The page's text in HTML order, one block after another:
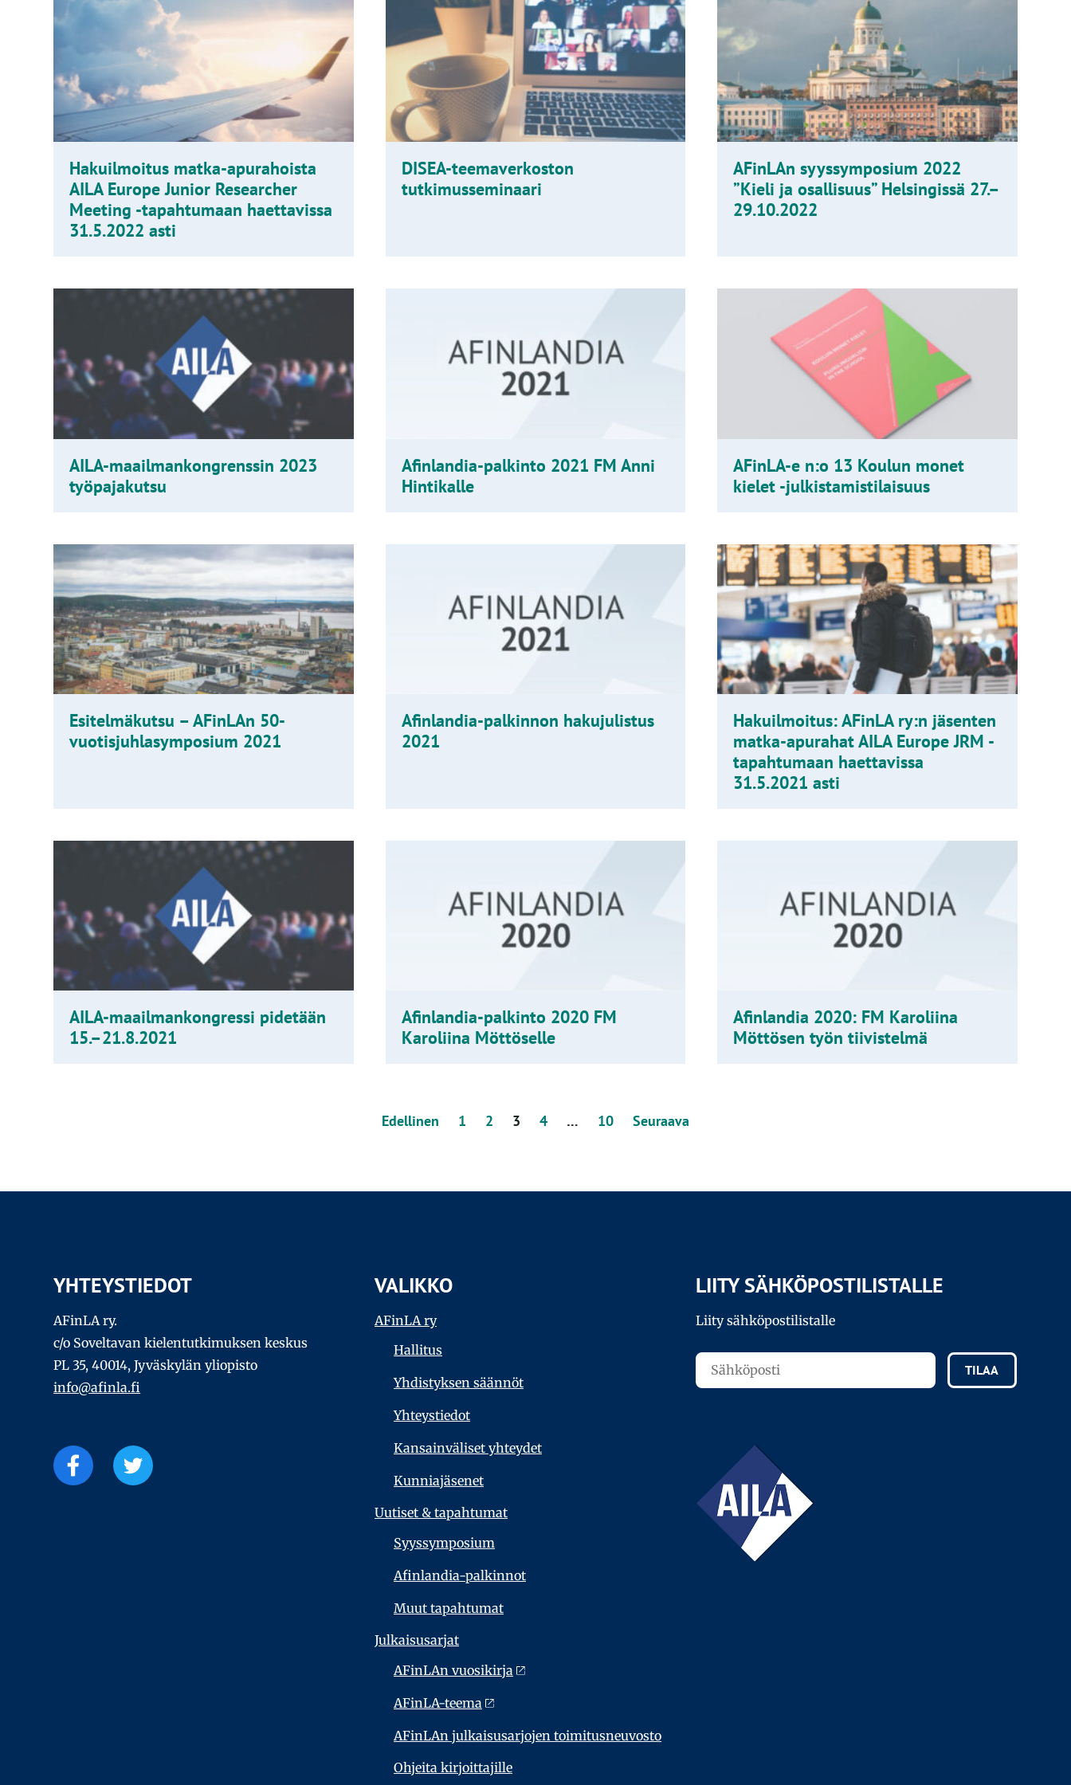
Hakuilmoitus matka-apurahoista
AILA Europe Junior Researcher
Meeting -tapahtumaan haettavissa
31.5.2022 asti
DISEA-teemaverkoston
tutkimusseminaari
AFinLAn syyssymposium 2022
”Kieli ja osallisuus” Helsingissä 27.–
29.10.2022
AILA-maailmankongrenssin 2023
työpajakutsu
Afinlandia-palkinto 2021 FM Anni
Hintikalle
AFinLA-e n:o 13 Koulun monet
kielet -julkistamistilaisuus
Esitelmäkutsu – AFinLAn 50-
vuotisjuhlasymposium 2021
Afinlandia-palkinnon hakujulistus
2021
Hakuilmoitus: AFinLA ry:n jäsenten
matka-apurahat AILA Europe JRM -
tapahtumaan haettavissa
31.5.2021 asti
AILA-maailmankongressi pidetään
15.–21.8.2021
Afinlandia-palkinto 2020 FM
Karoliina Möttöselle
Afinlandia 2020: FM Karoliina
Möttösen työn tiivistelmä
Edellinen 1 2 3 4 … 10 Seuraava
YHTEYSTIEDOT
AFinLA ry.
c/o Soveltavan kielentutkimuksen keskus
PL 35, 40014, Jyväskylän yliopisto
info@afinla.fi
VALIKKO
AFinLA ry
Hallitus
Yhdistyksen säännöt
Yhteystiedot
Kansainväliset yhteydet
Kunniajäsenet
Uutiset & tapahtumat
Syyssymposium
Afinlandia-palkinnot
Muut tapahtumat
Julkaisu­sarjat
AFinLAn vuosikirja
AFinLA-teema
AFinLAn julkaisusarjojen toimitusneuvosto
Ohjeita kirjoittajille
LIITY SÄHKÖPOSTILISTALLE
Liity sähköpostilistalle
TILAA